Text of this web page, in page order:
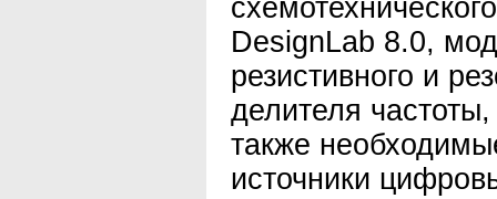
DesignLab 8.0,
резистивного и
делителя
также
источники